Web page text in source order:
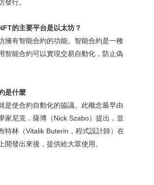
發行。
的主要平台是以太坊？
有智能合約的功能。智能合約是一種
智能合約可以實現交易自動化，防止偽
什麼
使合約自動化的協議。此概念最早由
家尼克．薩博（Nick Szabo）提出，並
特林（Vitalik Buterin，程式設計師）在
開發出來後，提供給大眾使用。